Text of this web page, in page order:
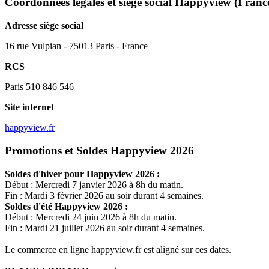
Adresse siège social
16 rue Vulpian - 75013 Paris - France
RCS
Paris 510 846 546
Site internet
happyview.fr
Promotions et Soldes Happyview 2026
Soldes d'hiver pour Happyview 2026 :
Début : Mercredi 7 janvier 2026 à 8h du matin.
Fin : Mardi 3 février 2026 au soir durant 4 semaines.
Soldes d'été Happyview 2026 :
Début : Mercredi 24 juin 2026 à 8h du matin.
Fin : Mardi 21 juillet 2026 au soir durant 4 semaines.
Le commerce en ligne happyview.frest aligné sur ces dates.